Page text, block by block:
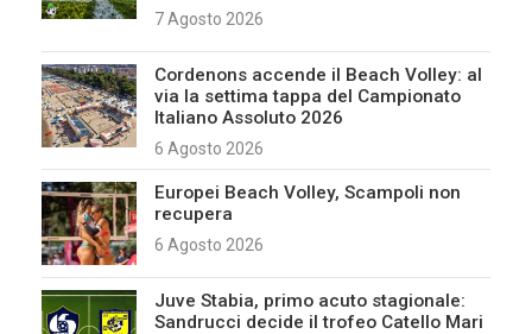
7 Agosto 2026
Cordenons accende il Beach Volley: al
via la settima tappa del Campionato
Italiano Assoluto 2026
6 Agosto 2026
Europei Beach Volley, Scampoli non
recupera
6 Agosto 2026
Juve Stabia, primo acuto stagionale:
Sandrucci decide il trofeo Catello Mari